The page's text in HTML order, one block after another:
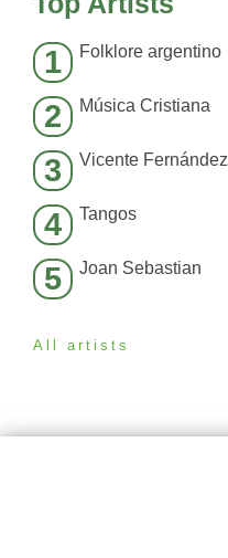
1 Folklore argentino
2 Música Cristiana
3 Vicente Fernández
4 Tangos
5 Joan Sebastian
All artists